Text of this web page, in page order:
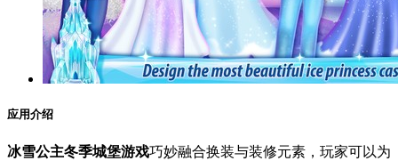
应用介绍
冰雪公主冬季城堡游戏巧妙融合换装与装修元素，玩家可以为